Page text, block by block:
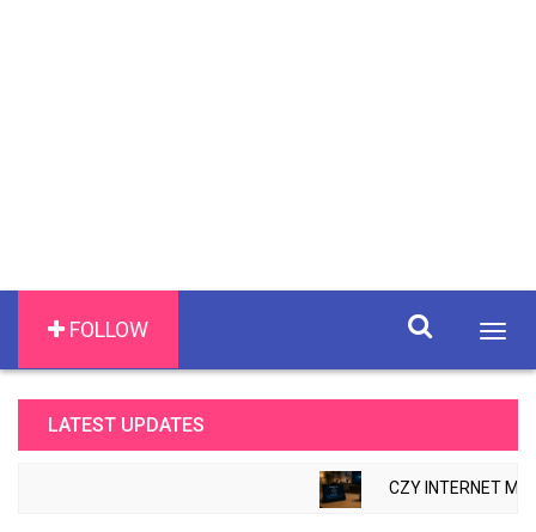
FOLLOW
LATEST UPDATES
CZY INTERNET